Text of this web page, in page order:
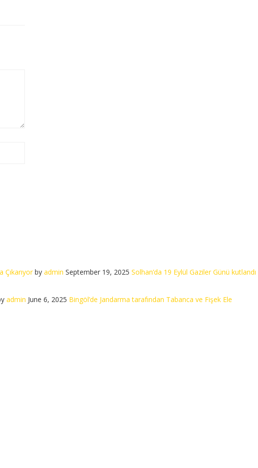
Çıkarıyorby admin September 19, 2025 Solhan’da 19 Eylül Gaziler Günü kutlandı
admin June 6, 2025 Bingöl’de Jandarma tarafından Tabanca ve Fişek Ele